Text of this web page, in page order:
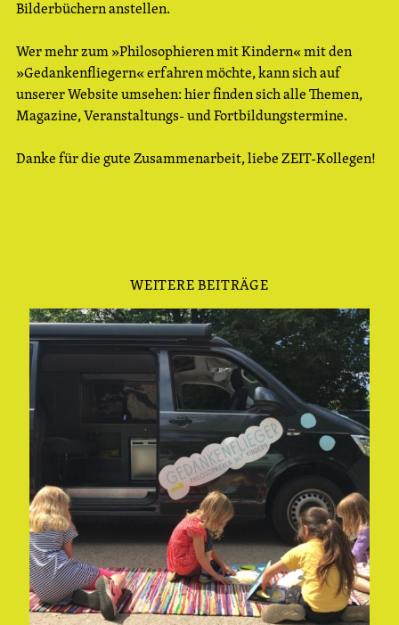
Bilderbüchern anstellen.
Wer mehr zum »Philosophieren mit Kindern« mit den
»Gedankenfliegern« erfahren möchte, kann sich auf
unserer Website umsehen: hier finden sich alle Themen,
Magazine, Veranstaltungs- und Fortbildungstermine.
Danke für die gute Zusammenarbeit, liebe ZEIT-Kollegen!
WEITERE BEITRÄGE